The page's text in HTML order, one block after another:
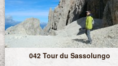
042 Tour du Sassolungo